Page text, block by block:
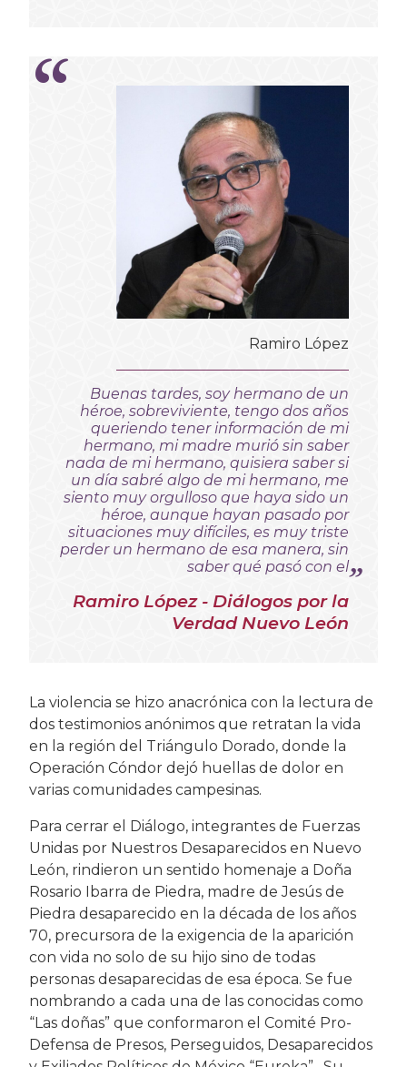
Ramiro López
Buenas tardes, soy hermano de un
héroe, sobreviviente, tengo dos años
queriendo tener información de mi
hermano, mi madre murió sin saber
nada de mi hermano, quisiera saber si
un día sabré algo de mi hermano, me
siento muy orgulloso que haya sido un
héroe, aunque hayan pasado por
situaciones muy difíciles, es muy triste
perder un hermano de esa manera, sin
saber qué pasó con el
Ramiro López - Diálogos por la
Verdad Nuevo León
La violencia se hizo anacrónica con la lectura de
dos testimonios anónimos que retratan la vida
en la región del Triángulo Dorado, donde la
Operación Cóndor dejó huellas de dolor en
varias comunidades campesinas.
Para cerrar el Diálogo, integrantes de Fuerzas
Unidas por Nuestros Desaparecidos en Nuevo
León, rindieron un sentido homenaje a Doña
Rosario Ibarra de Piedra, madre de Jesús de
Piedra desaparecido en la década de los años
70, precursora de la exigencia de la aparición
con vida no solo de su hijo sino de todas
personas desaparecidas de esa época. Se fue
nombrando a cada una de las conocidas como
“Las doñas” que conformaron el Comité Pro-
Defensa de Presos, Perseguidos, Desaparecidos